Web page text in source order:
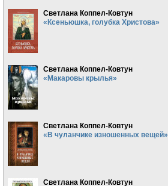
Светлана Коппел-Ковтун
«Ксеньюшка, голубка Христова»
Светлана Коппел-Ковтун
«Макаровы крылья»
Светлана Коппел-Ковтун
«В чуланчике изношенных вещей»
Светлана Коппел-Ковтун